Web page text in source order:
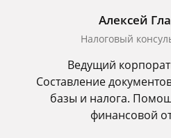
Алексей
Налоговый
Ведущий
Составление
базы и налога.
финансовой